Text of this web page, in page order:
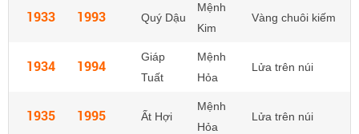
1933 1993 Quý Dậu
Mệnh
Kim
Vàng chuôi kiếm
1934 1994
Giáp
Tuất
Mệnh
Hỏa
Lửa trên núi
1935 1995 Ất Hợi
Mệnh
Hỏa
Lửa trên núi